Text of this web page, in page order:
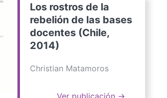
Los rostros de la
rebelión de las bases
docentes (Chile,
2014)
Christian Matamoros
Ver publicación →